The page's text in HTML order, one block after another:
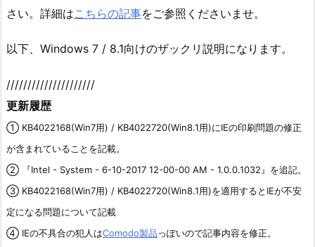
さい。詳細はこちらの記事をご参照くださいませ。
以下、Windows 7 / 8.1向けのザックリ説明になります。
/////////////////////
更新履歴
① KB4022168(Win7用) / KB4022720(Win8.1用)にIEの印刷問題の修正
が含まれていることを記載。
② 『Intel - System - 6-10-2017 12-00-00 AM - 1.0.0.1032』を追記。
③ KB4022168(Win7用) / KB4022720(Win8.1用)を適用するとIEが不安
定になる問題について記載
④ IEの不具合の犯人はComodo製品っぽいので記事内容を修正。